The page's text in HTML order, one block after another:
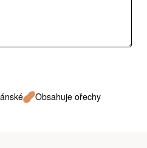
Obsahuje ořechy